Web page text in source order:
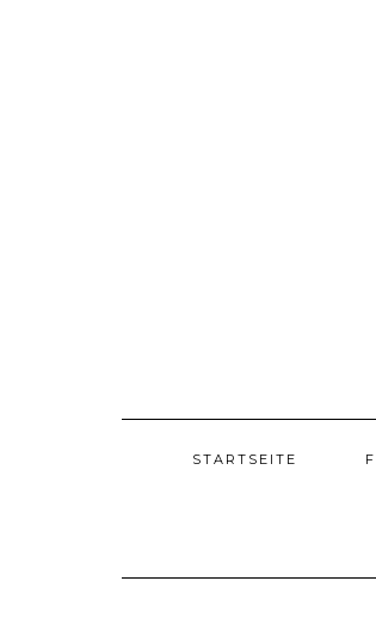
STARTSEITE